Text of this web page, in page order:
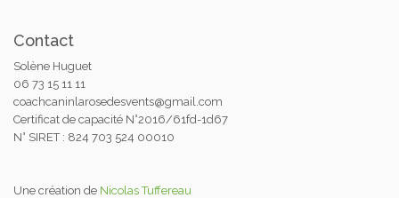
Contact
Solène Huguet
06 73 15 11 11
coachcaninlarosedesvents@gmail.com
Certificat de capacité N°2016/61fd-1d67
N° SIRET : 824 703 524 00010
Une création de Nicolas Tuffereau